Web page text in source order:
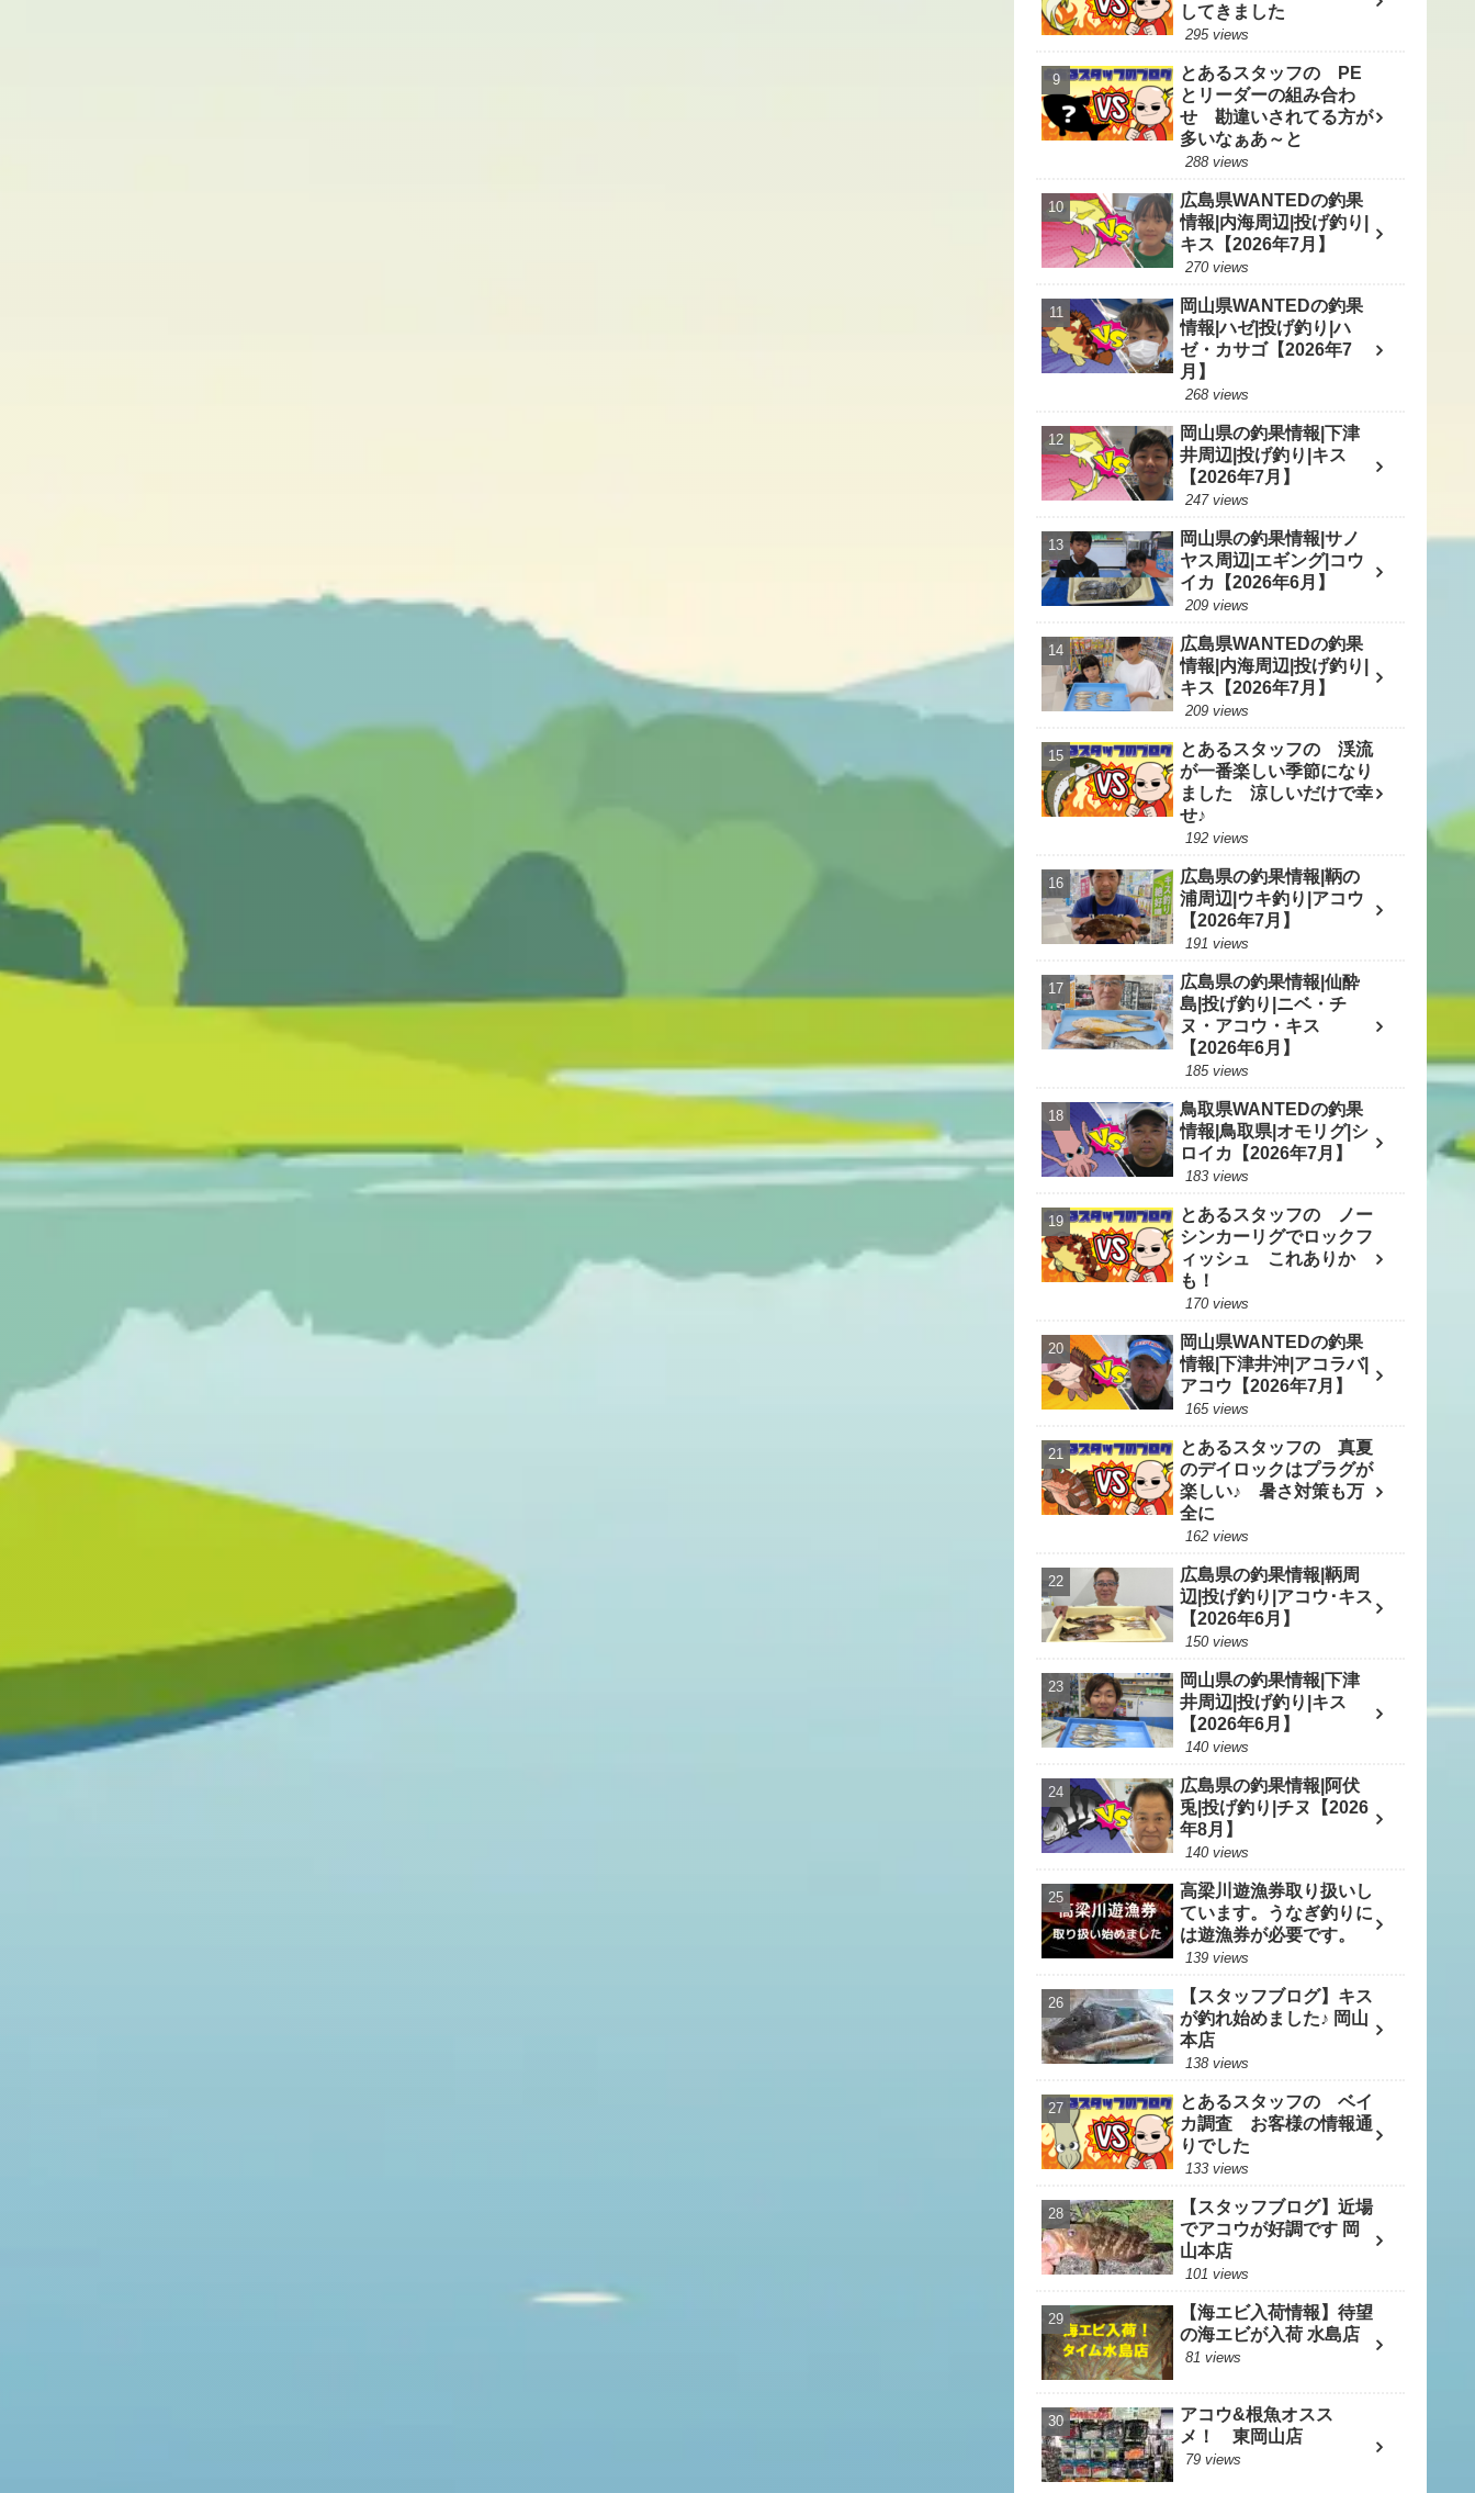
してきました
295 views
とあるスタッフの PE
とリーダーの組み合わ
せ 勘違いされてる方が
多いなぁあ～と
288 views
広島県WANTEDの釣果
情報|内海周辺|投げ釣り|
キス【2026年7月】
270 views
岡山県WANTEDの釣果
情報|ハゼ|投げ釣り|ハ
ゼ・カサゴ【2026年7
月】
268 views
岡山県の釣果情報|下津
井周辺|投げ釣り|キス
【2026年7月】
247 views
岡山県の釣果情報|サノ
ヤス周辺|エギング|コウ
イカ【2026年6月】
209 views
広島県WANTEDの釣果
情報|内海周辺|投げ釣り|
キス【2026年7月】
209 views
とあるスタッフの 渓流
が一番楽しい季節になり
ました 涼しいだけで幸
せ♪
192 views
広島県の釣果情報|鞆の
浦周辺|ウキ釣り|アコウ
【2026年7月】
191 views
広島県の釣果情報|仙酔
島|投げ釣り|ニベ・チ
ヌ・アコウ・キス
【2026年6月】
185 views
鳥取県WANTEDの釣果
情報|鳥取県|オモリグ|シ
ロイカ【2026年7月】
183 views
とあるスタッフの ノー
シンカーリグでロックフ
ィッシュ これありか
も！
170 views
岡山県WANTEDの釣果
情報|下津井沖|アコラバ|
アコウ【2026年7月】
165 views
とあるスタッフの 真夏
のデイロックはプラグが
楽しい♪ 暑さ対策も万
全に
162 views
広島県の釣果情報|鞆周
辺|投げ釣り|アコウ･キス
【2026年6月】
150 views
岡山県の釣果情報|下津
井周辺|投げ釣り|キス
【2026年6月】
140 views
広島県の釣果情報|阿伏
兎|投げ釣り|チヌ【2026
年8月】
140 views
高梁川遊漁券取り扱いし
ています。うなぎ釣りに
は遊漁券が必要です。
139 views
【スタッフブログ】キス
が釣れ始めました♪ 岡山
本店
138 views
とあるスタッフの ベイ
カ調査 お客様の情報通
りでした
133 views
【スタッフブログ】近場
でアコウが好調です 岡
山本店
101 views
【海エビ入荷情報】待望
の海エビが入荷 水島店
81 views
アコウ&根魚オスス
メ！ 東岡山店
79 views